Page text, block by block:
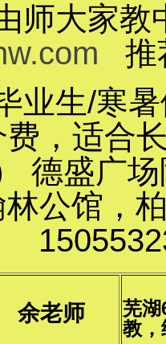
师大家教
推
业生/寒
，适合
德盛广
公馆，
余老师
芜湖
教，